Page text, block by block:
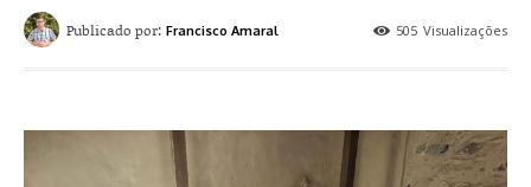
505 Visualizações
Publicado por: Francisco Amaral